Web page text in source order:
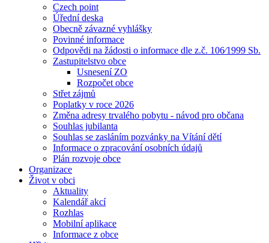
Czech point
Úřední deska
Obecně závazné vyhlášky
Povinné informace
Odpovědi na žádosti o informace dle z.č. 106⁄1999 Sb.
Zastupitelstvo obce
Usnesení ZO
Rozpočet obce
Střet zájmů
Poplatky v roce 2026
Změna adresy trvalého pobytu - návod pro občana
Souhlas jubilanta
Souhlas se zasláním pozvánky na Vítání dětí
Informace o zpracování osobních údajů
Plán rozvoje obce
Organizace
Život v obci
Aktuality
Kalendář akcí
Rozhlas
Mobilní aplikace
Informace z obce